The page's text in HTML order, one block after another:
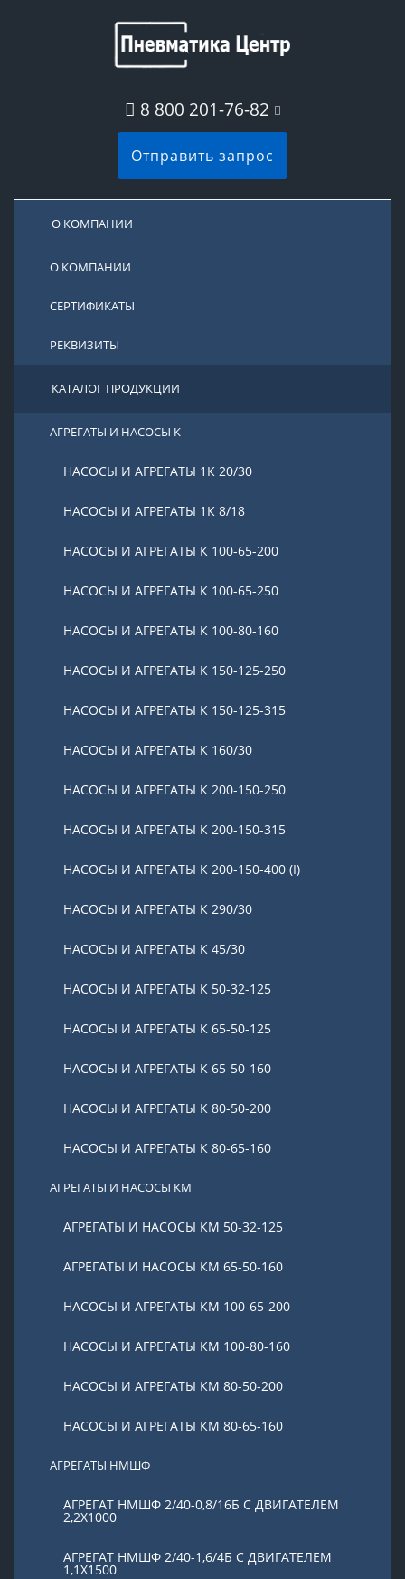
8 800 201-76-82
Отправить запрос
О КОМПАНИИ
О КОМПАНИИ
СЕРТИФИКАТЫ
РЕКВИЗИТЫ
КАТАЛОГ ПРОДУКЦИИ
АГРЕГАТЫ И НАСОСЫ К
НАСОСЫ И АГРЕГАТЫ 1К 20/30
НАСОСЫ И АГРЕГАТЫ 1К 8/18
НАСОСЫ И АГРЕГАТЫ К 100-65-200
НАСОСЫ И АГРЕГАТЫ К 100-65-250
НАСОСЫ И АГРЕГАТЫ К 100-80-160
НАСОСЫ И АГРЕГАТЫ К 150-125-250
НАСОСЫ И АГРЕГАТЫ К 150-125-315
НАСОСЫ И АГРЕГАТЫ К 160/30
НАСОСЫ И АГРЕГАТЫ К 200-150-250
НАСОСЫ И АГРЕГАТЫ К 200-150-315
НАСОСЫ И АГРЕГАТЫ К 200-150-400 (I)
НАСОСЫ И АГРЕГАТЫ К 290/30
НАСОСЫ И АГРЕГАТЫ К 45/30
НАСОСЫ И АГРЕГАТЫ К 50-32-125
НАСОСЫ И АГРЕГАТЫ К 65-50-125
НАСОСЫ И АГРЕГАТЫ К 65-50-160
НАСОСЫ И АГРЕГАТЫ К 80-50-200
НАСОСЫ И АГРЕГАТЫ К 80-65-160
АГРЕГАТЫ И НАСОСЫ КМ
АГРЕГАТЫ И НАСОСЫ КМ 50-32-125
АГРЕГАТЫ И НАСОСЫ КМ 65-50-160
НАСОСЫ И АГРЕГАТЫ КМ 100-65-200
НАСОСЫ И АГРЕГАТЫ КМ 100-80-160
НАСОСЫ И АГРЕГАТЫ КМ 80-50-200
НАСОСЫ И АГРЕГАТЫ КМ 80-65-160
АГРЕГАТЫ НМШФ
АГРЕГАТ НМШФ 2/40-0,8/16Б С ДВИГАТЕЛЕМ
2,2Х1000
АГРЕГАТ НМШФ 2/40-1,6/4Б С ДВИГАТЕЛЕМ
1,1Х1500